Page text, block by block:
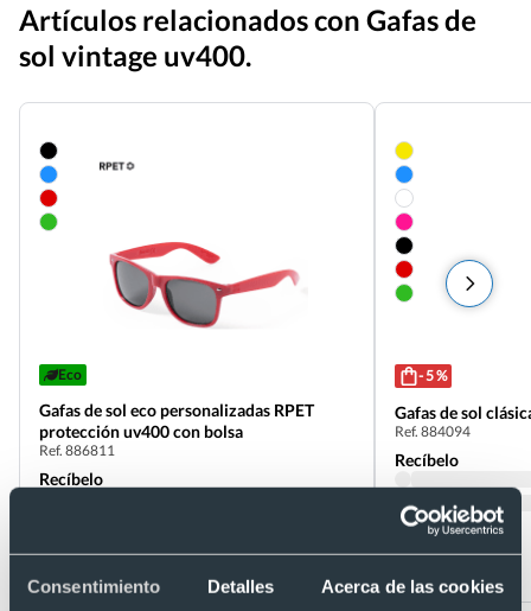
Consentimiento Detalles Acerca de las cookies
Artículos relacionados con Gafas de
sol vintage uv400.
Eco
Gafas de sol eco personalizadas RPET
protección uv400 con bolsa
Ref. 886811
Recíbelo
- 5 %
Gafas de sol
Ref. 884094
Recíbelo